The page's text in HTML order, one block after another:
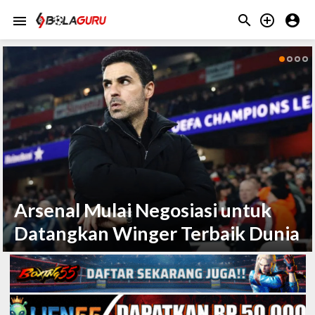
menu   
Mulai Negosiasi untuk
Winger Terbaik Dunia